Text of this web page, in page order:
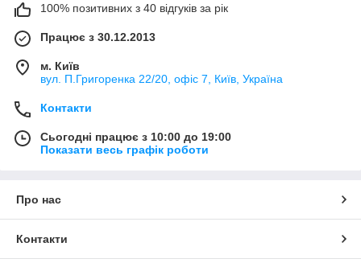
100% позитивних з 40 відгуків за рік
Працює з 30.12.2013
м. Київ
вул. П.Григоренка 22/20, офіс 7, Київ, Україна
Контакти
Сьогодні працює з 10:00 до 19:00
Показати весь графік роботи
Про нас
Контакти